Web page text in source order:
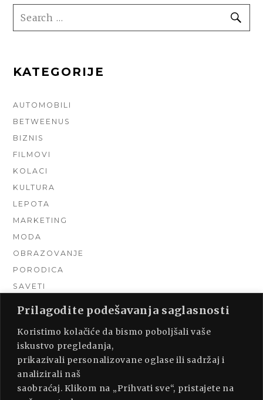
Prilagodite podešavanja saglasnosti
Koristimo kolačiće da bismo poboljšali vaše
iskustvo pregledanja,
prikazivali personalizovane oglase ili sadržaj i
analizirali naš
saobraćaj. Klikom na „Prihvati sve“, pristajete na
SEARCH
KATEGORIJE
AUTOMOBILI
BETWEENUS
BIZNIS
FILMOVI
KOLACI
KULTURA
LEPOTA
MARKETING
MODA
OBRAZOVANJE
PORODICA
SAVETI
TURIZAM
UNCATEGORIZED
URADI SAM
UREĐENJE DOMA
ZDRAVLJE